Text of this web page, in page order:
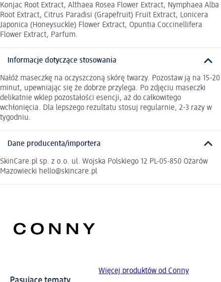
Konjac Root Extract, Althaea Rosea Flower Extract, Nymphaea Alba
Root Extract, Citrus Paradisi (Grapefruit) Fruit Extract, Lonicera
Japonica (Honeysuckle) Flower Extract, Opuntia Coccinellifera
Flower Extract, Parfum.
Informacje dotyczące stosowania
Nałóż maseczkę na oczyszczoną skórę twarzy. Pozostaw ją na 15-20
minut, upewniając się że dobrze przylega. Po zdjęciu maseczki
delikatnie wklep pozostałości esencji, aż do całkowitego
wchłonięcia. Dla lepszego rezultatu stosuj regularnie, 2-3 razy w
tygodniu.
Dane producenta/importera
SkinCare.pl sp. z o.o. ul. Wojska Polskiego 12 PL-05-850 Ożarów
Mazowiecki hello@skincare.pl
Więcej produktów od Conny